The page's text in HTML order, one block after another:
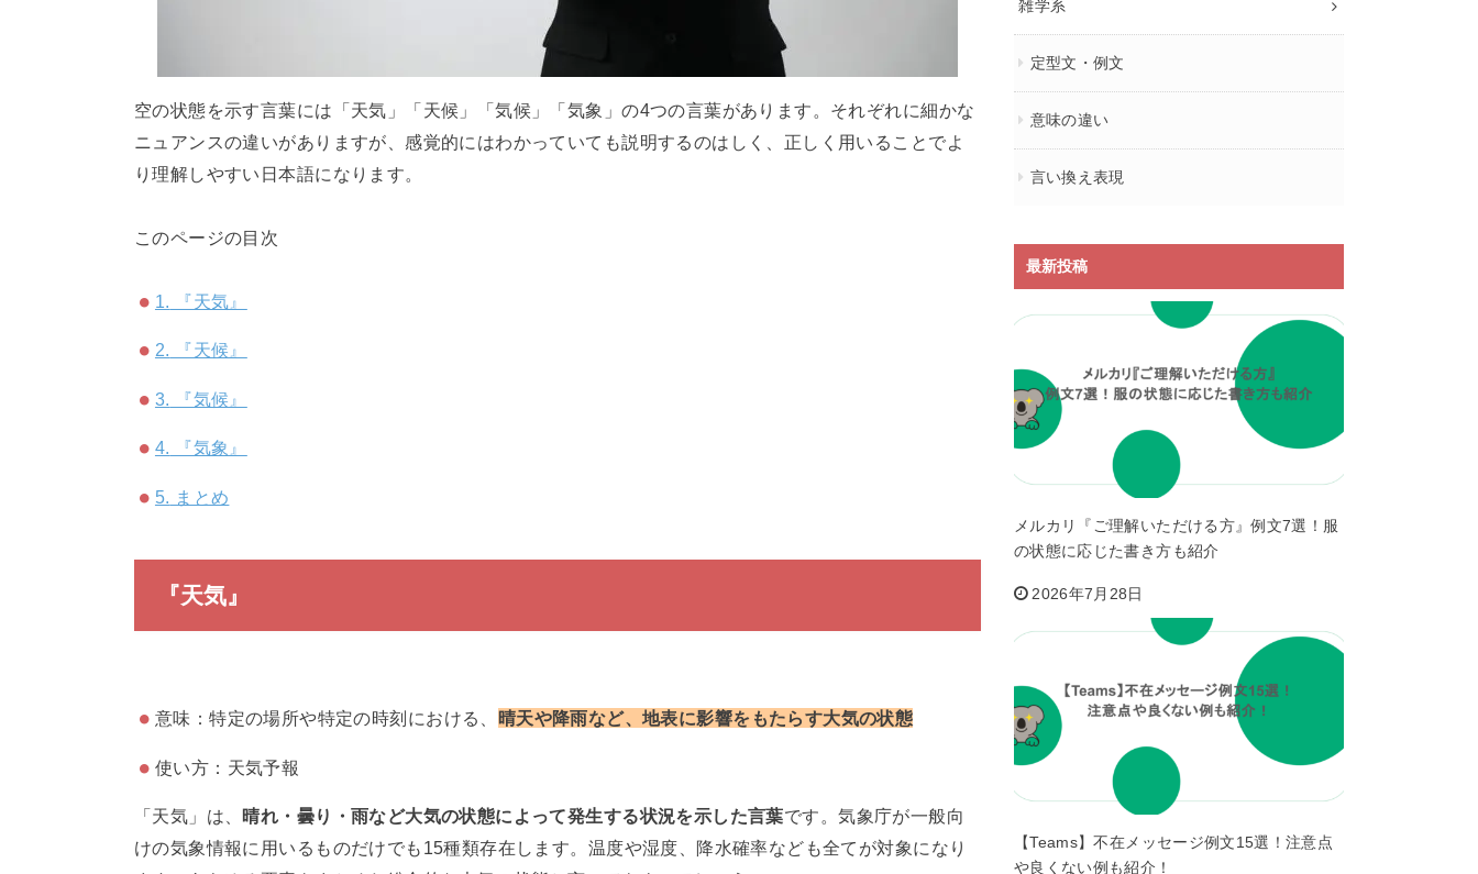
空の状態を示す言葉には「天気」「天候」「気候」「気象」の4つの言葉があります。それぞれに細かな
ニュアンスの違いがありますが、感覚的にはわかっていても説明するのはしく、正しく用いることでよ
り理解しやすい日本語になります。
このページの目次
1. 『天気』
2. 『天候』
3. 『気候』
4. 『気象』
5. まとめ
『天気』
意味：特定の場所や特定の時刻における、 晴天や降雨など、地表に影響をもたらす大気の状態
使い方：天気予報
「天気」は、 晴れ・曇り・雨など大気の状態によって発生する状況を示した言葉です。気象庁が一般向
けの気象情報に用いるものだけでも15種類存在します。温度や湿度、降水確率なども全てが対象になり
雑学系
定型文・例文
意味の違い
言い換え表現
最新投稿
メルカリ『ご理解いただける方』例文7選！服
の状態に応じた書き方も紹介
2026年7月28日
【Teams】不在メッセージ例文15選！注意点
や良くない例も紹介！